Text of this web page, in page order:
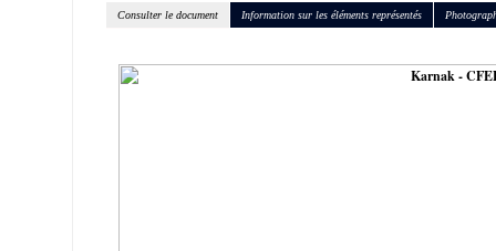
Consulter le document Information sur les éléments représentés